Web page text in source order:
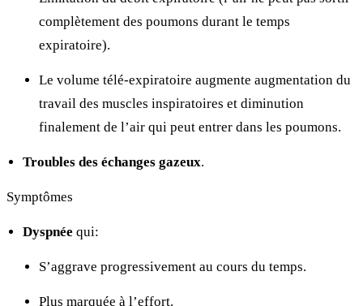
complètement des poumons durant le temps
expiratoire).
Le volume télé-expiratoire augmente augmentation du
travail des muscles inspiratoires et diminution
finalement de l’air qui peut entrer dans les poumons.
Troubles des échanges gazeux.
Symptômes
Dyspnée qui:
S’aggrave progressivement au cours du temps.
Plus marquée à l’effort.